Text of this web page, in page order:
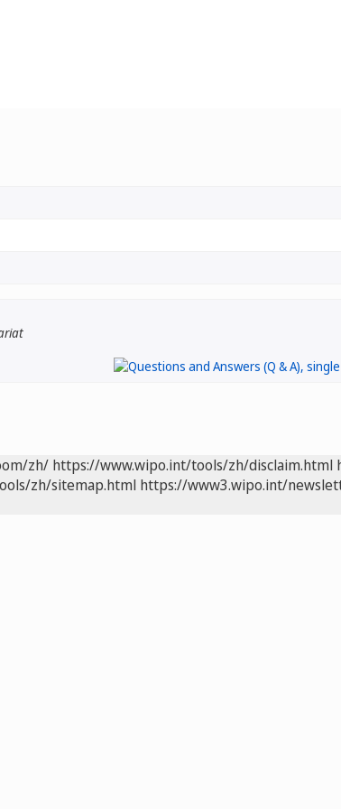
zh/ https://www.wipo.int/tools/zh/disclaim.html
zh/sitemap.html https://www3.wipo.int/